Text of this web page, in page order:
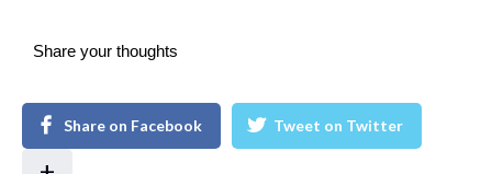
Share your thoughts
Share on Facebook Tweet on Twitter